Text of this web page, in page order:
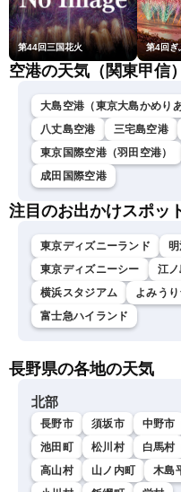
第44回三国花火 第4回ぎ
空港の天気（関東甲信）
大島空港（東京大島かめり
八丈島空港
三宅島空港
東京国際空港（羽田空港）
成田国際空港
注目のお出かけスポッ
東京ディズニーランド
東京ディズニーシー
江
横浜スタジアム
よみう
富士急ハイランド
長野県の各地の天気
北部
長野市 須坂市 中野市
池田町
松川村 白馬村
高山村
山ノ内町 木島